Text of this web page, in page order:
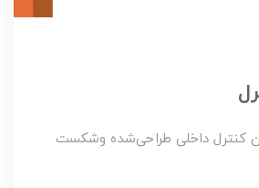
کنترل داخلی طراحی‌شده وشکست